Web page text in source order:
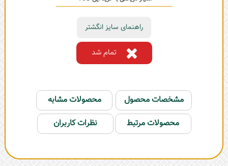
راهنمای سایز انگشتر
تمام شد
مشخصات محصول
محصولات مشابه
محصولات مرتبط
نظرات کاربران